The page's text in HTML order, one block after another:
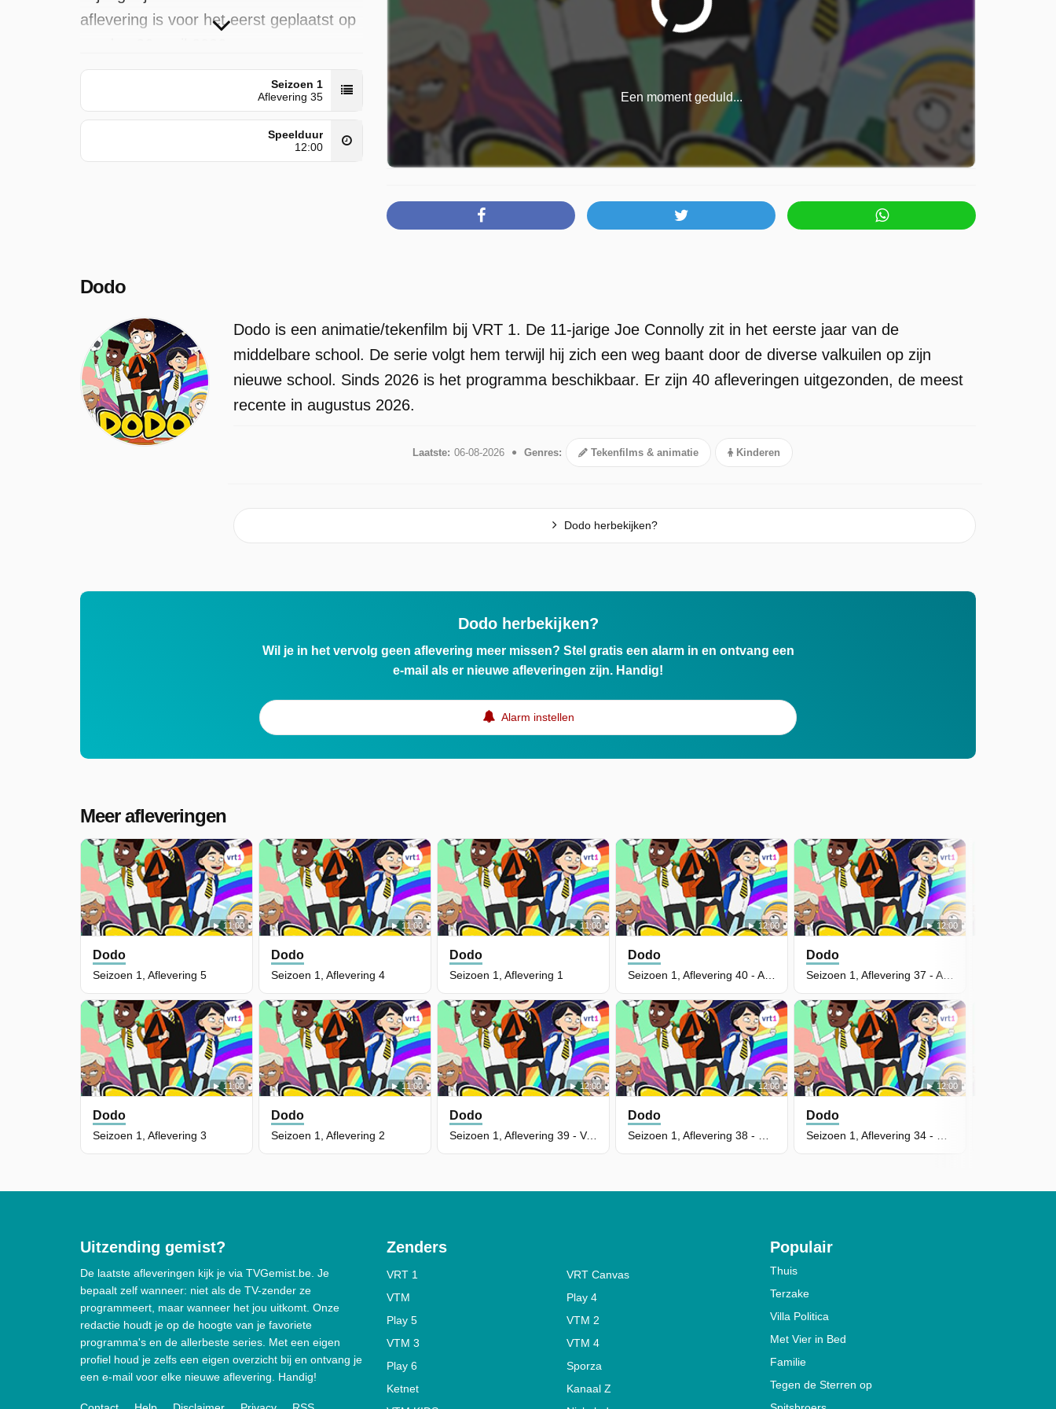
aflevering is voor het eerst geplaatst op
Seizoen 1
Aflevering 35
Speelduur
12:00
Een moment geduld...
Dodo
Dodo is een animatie/tekenfilm bij VRT 1. De 11-jarige Joe Connolly zit in het eerste jaar van de
middelbare school. De serie volgt hem terwijl hij zich een weg baant door de diverse valkuilen op zijn
nieuwe school. Sinds 2026 is het programma beschikbaar. Er zijn 40 afleveringen uitgezonden, de meest
recente in augustus 2026.
Laatste: 06-08-2026 Genres: Tekenfilms & animatie Kinderen
Dodo herbekijken?
Dodo herbekijken?
Wil je in het vervolg geen aflevering meer missen? Stel gratis een alarm in en ontvang een
e-mail als er nieuwe afleveringen zijn. Handig!
Alarm instellen
Meer afleveringen
11:00
Dodo
Seizoen 1, Aflevering 5
11:00
Dodo
Seizoen 1, Aflevering 4
11:00
Dodo
Seizoen 1, Aflevering 3
11:00
Dodo
Seizoen 1, Aflevering 2
11:00
Dodo
Seizoen 1, Aflevering 1
12:00
Dodo
12:00
Dodo
Seizoen 1, Aflevering 39 - Verdwaald
12:00
Dodo
12:00
Dodo
12:00
Dodo
Uitzending gemist?
De laatste afleveringen kijk je via TVGemist.be. Je
bepaalt zelf wanneer: niet als de TV-zender ze
programmeert, maar wanneer het jou uitkomt. Onze
redactie houdt je op de hoogte van je favoriete
programma's en de allerbeste series. Met een eigen
profiel houd je zelfs een eigen overzicht bij en ontvang je
een e-mail voor elke nieuwe aflevering. Handig!
Zenders
VRT 1
VRT Canvas
VTM
Play 4
Play 5
VTM 2
VTM 3
VTM 4
Play 6
Sporza
Ketnet
Kanaal Z
Populair
Thuis
Terzake
Villa Politica
Met Vier in Bed
Familie
Tegen de Sterren op